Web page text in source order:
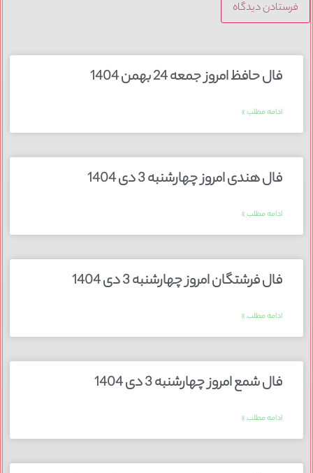
فال حافظ امروز جمعه 24 بهمن 1404
ادامه مطلب »
فال هندی امروز چهارشنبه 3 دی 1404
ادامه مطلب »
فال فرشتگان امروز چهارشنبه 3 دی 1404
ادامه مطلب »
فال شمع امروز چهارشنبه 3 دی 1404
ادامه مطلب »